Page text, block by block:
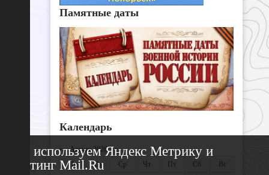
Памятные даты
Календарь
«Август 2026 »
Пн
Вт Ср Чт Пт Сб
Вс
Мы используем Яндекс Метрику и
Рейтинг Mail.Ru